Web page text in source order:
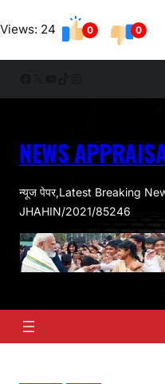
Views: 24 0 0
NEWS
न्यूज पेपर,Latest Breaking
JHAHIN/2021/85246